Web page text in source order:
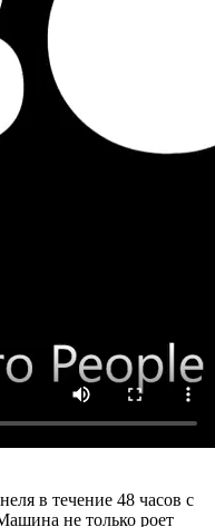
в течение 48 часов с
не только роет